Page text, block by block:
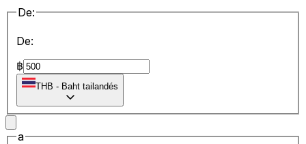
De:
De:
฿
THB - Baht tailandés
a